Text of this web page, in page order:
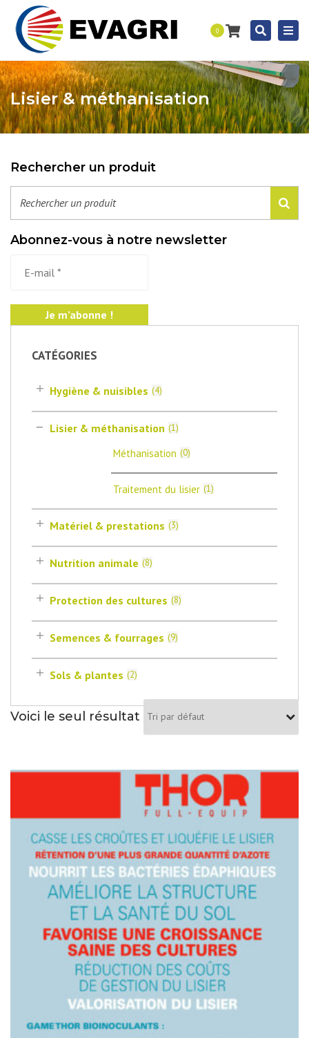
0
Lisier & méthanisation
Rechercher un produit
Abonnez-vous à notre newsletter
CATÉGORIES
Hygiène & nuisibles (4)
Lisier & méthanisation (1)
Méthanisation (0)
Traitement du lisier (1)
Matériel & prestations (3)
Nutrition animale (8)
Protection des cultures (8)
Semences & fourrages (9)
Sols & plantes (2)
Voici le seul résultat